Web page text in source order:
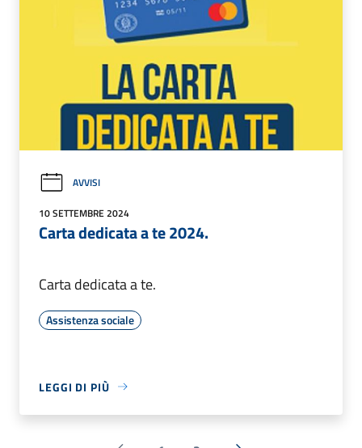
AVVISI
10 SETTEMBRE 2024
Carta dedicata a te 2024.
Carta dedicata a te.
Assistenza sociale
LEGGI DI PIÙ